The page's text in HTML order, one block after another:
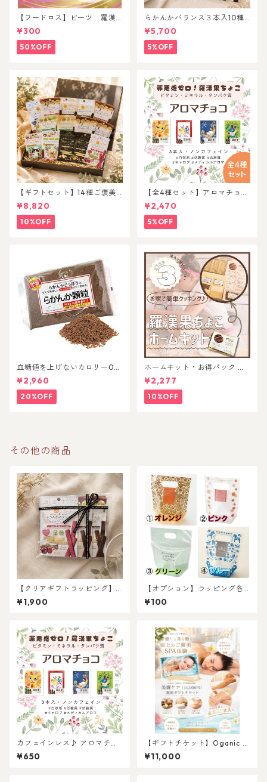
【フードロス】ビーツ 羅漢
果チョコレート
¥300
50%OFF
らかんかバランス３本入10種
セット
¥5,700
5%OFF
【ギフトセット】14種ご褒美
アソートセット
¥8,820
10%OFF
【全4種セット】アロマチョコ
３本入
¥2,470
5%OFF
血糖値を上げないカロリー0の
甘味料！体質改善&免疫力UP
する羅漢果顆粒
¥2,960
20%OFF
ホームキット・お得パック 各
種
¥2,277
10%OFF
その他の商品
【クリアギフトラッピング】
らかんかバランス3種アソート
セット
¥1,900
【オプション】ラッピング各
種(ビニール）
¥100
カフェインレス♪ アロマチョ
コ3本入 各種
¥650
【ギフトチケット】Oganic H
ealing SPA 瑠璃色の地球 美
脚ケアトリートメント40分
¥11,000